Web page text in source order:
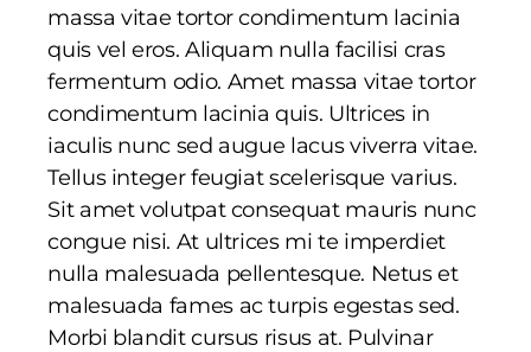
massa vitae tortor condimentum lacinia
quis vel eros. Aliquam nulla facilisi cras
fermentum odio. Amet massa vitae tortor
condimentum lacinia quis. Ultrices in
iaculis nunc sed augue lacus viverra vitae.
Tellus integer feugiat scelerisque varius.
Sit amet volutpat consequat mauris nunc
congue nisi. At ultrices mi te imperdiet
nulla malesuada pellentesque. Netus et
malesuada fames ac turpis egestas sed.
Morbi blandit cursus risus at. Pulvinar